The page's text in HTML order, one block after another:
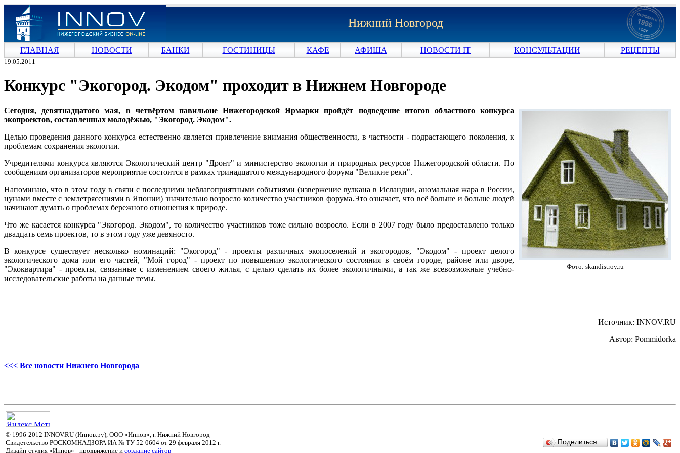
Нижний Новгород
ГЛАВНАЯ НОВОСТИ БАНКИ ГОСТИНИЦЫ КАФЕ АФИША НОВОСТИ IT КОНСУЛЬТАЦИИ РЕЦЕПТЫ
19.05.2011
Конкурс "Экогород. Экодом" проходит в Нижнем Новгороде
Фото: skandistroy.ru
Сегодня, девятнадцатого мая, в четвёртом павильоне Нижегородской Ярмарки пройдёт подведение итогов областного конкурса
экопроектов, составленных молодёжью, "Экогород. Экодом".
Целью проведения данного конкурса естественно является привлечение внимания общественности, в частности - подрастающего поколения, к
проблемам сохранения экологии.
Учредителями конкурса являются Экологический центр "Дронт" и министерство экологии и природных ресурсов Нижегородской области. По
сообщениям организаторов мероприятие состоится в рамках тринадцатого международного форума "Великие реки".
Напоминаю, что в этом году в связи с последними неблагоприятными событиями (извержение вулкана в Исландии, аномальная жара в России,
цунами вместе с землетрясениями в Японии) значительно возросло количество участников форума.Это означает, что всё больше и больше людей
начинают думать о проблемах бережного отношения к природе.
Что же касается конкурса "Экогород. Экодом", то количество участников тоже сильно возросло. Если в 2007 году было предоставлено только
двадцать семь проектов, то в этом году уже девяносто.
В конкурсе существует несколько номинаций: "Экогород" - проекты различных экопоселений и экогородов, "Экодом" - проект целого
экологического дома или его частей, "Мой город" - проект по повышению экологического состояния в своём городе, районе или дворе,
"Экоквартира" - проекты, связанные с изменением своего жилья, с целью сделать их более экологичными, а так же всевозможные учебно-
исследовательские работы на данные темы.
Источник: INNOV.RU
Автор: Pommidorka
<<< Все новости Нижнего Новгорода
© 1996-2012 INNOV.RU (Иннов.ру), ООО «Иннов», г. Нижний Новгород
Свидетельство РОСКОМНАДЗОРА ИА № ТУ 52-0604 от 29 февраля 2012 г.
Дизайн-студия «Иннов» - продвижение и cоздание сайтов
Поделиться…